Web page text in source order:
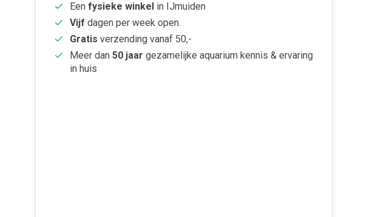
Een fysieke winkel in IJmuiden
Vijf dagen per week open.
Gratis verzending vanaf 50,-
Meer dan 50 jaar gezamelijke aquarium kennis & ervaring
in huis